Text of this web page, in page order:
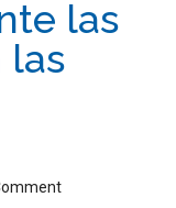
las
las